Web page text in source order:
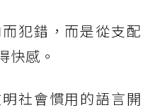
犯錯，而是從支配
快感。
社會慣用的語言開